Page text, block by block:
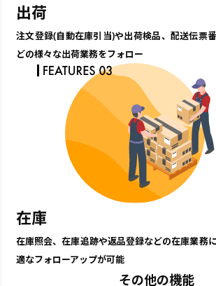
出荷
注文登録(自動在庫引当)や出荷検品、配送伝票
どの様々な出荷業務をフォロー
在庫
在庫照会、在庫追跡や返品登録などの在庫業務
適なフォローアップが可能
その他の機能